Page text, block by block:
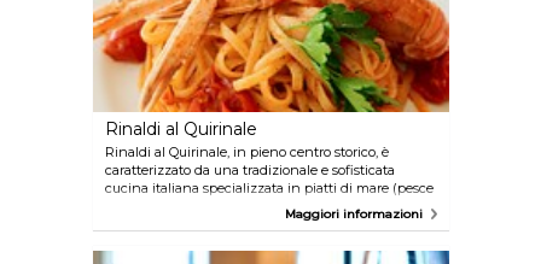
Rinaldi al Quirinale
Rinaldi al Quirinale, in pieno centro storico, è
caratterizzato da una tradizionale e sofisticata
cucina italiana specializzata in piatti di mare (pesce
fresco tutti i giorni: anche aragoste e ricci di mare), e
carne (con tartufo bianco e nero): l’una e l’altra
Maggiori informazioni